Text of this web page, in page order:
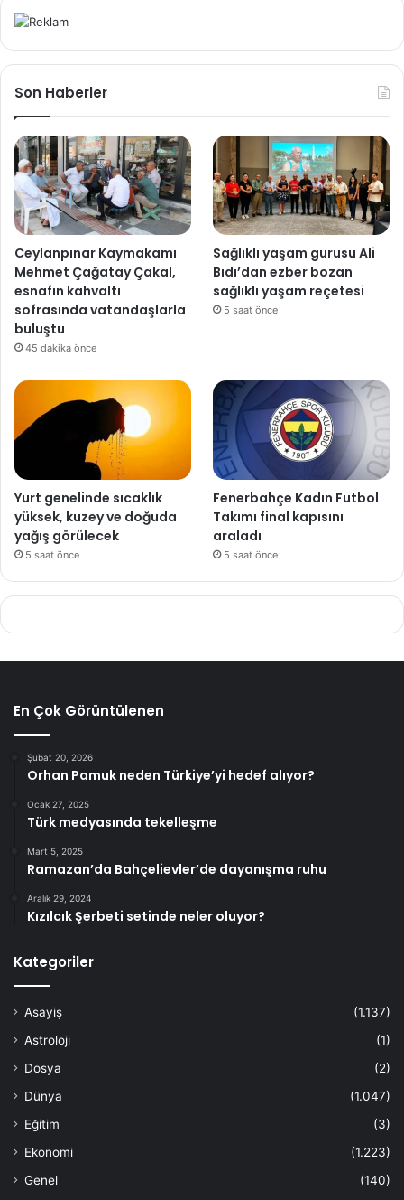
Son Haberler
Ceylanpınar Kaymakamı
Mehmet Çağatay Çakal,
esnafın kahvaltı
sofrasında vatandaşlarla
buluştu
45 dakika önce
Sağlıklı yaşam gurusu Ali
Bıdı’dan ezber bozan
sağlıklı yaşam reçetesi
5 saat önce
Yurt genelinde sıcaklık
yüksek, kuzey ve doğuda
yağış görülecek
5 saat önce
Fenerbahçe Kadın Futbol
Takımı final kapısını
araladı
5 saat önce
En Çok Görüntülenen
Şubat 20, 2026
Orhan Pamuk neden Türkiye’yi hedef alıyor?
Ocak 27, 2025
Türk medyasında tekelleşme
Mart 5, 2025
Ramazan’da Bahçelievler’de dayanışma ruhu
Aralık 29, 2024
Kızılcık Şerbeti setinde neler oluyor?
Kategoriler
Asayiş
(1.137)
Astroloji
(1)
Dosya
(2)
Dünya
(1.047)
Eğitim
(3)
Ekonomi
(1.223)
Genel
(140)